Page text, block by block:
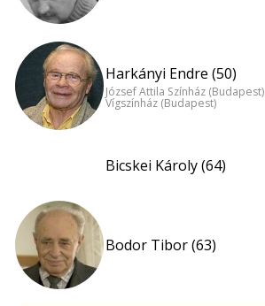
Harkányi Endre (50)
József Attila Színház (Budapest)
Vígszínház (Budapest)
Bicskei Károly (64)
Bodor Tibor (63)